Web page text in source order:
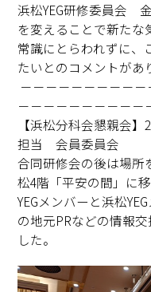
浜松YEG研修委員会
を変えることで新たな
常識にとらわれずに、
たいとのコメントがあ
－－－－－－－－－
－－－－－－－－－－
【浜松分科会懇親会
担当 会員委員会
合同研修会の後は場所
松4階「平安の間」に
YEGメンバーと浜松
の地元PRなどの情報
した。